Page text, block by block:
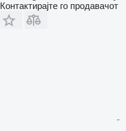
Контактирајте го продавачот